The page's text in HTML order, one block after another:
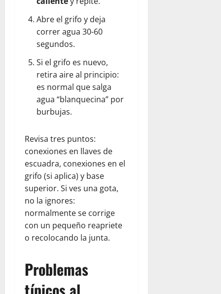
Abre el grifo y deja
correr agua 30-60
segundos.
Si el grifo es nuevo,
retira aire al principio:
es normal que salga
agua “blanquecina” por
burbujas.
Revisa tres puntos:
conexiones en llaves de
escuadra, conexiones en el
grifo (si aplica) y base
superior. Si ves una gota,
no la ignores:
normalmente se corrige
con un pequeño reapriete
o recolocando la junta.
Problemas